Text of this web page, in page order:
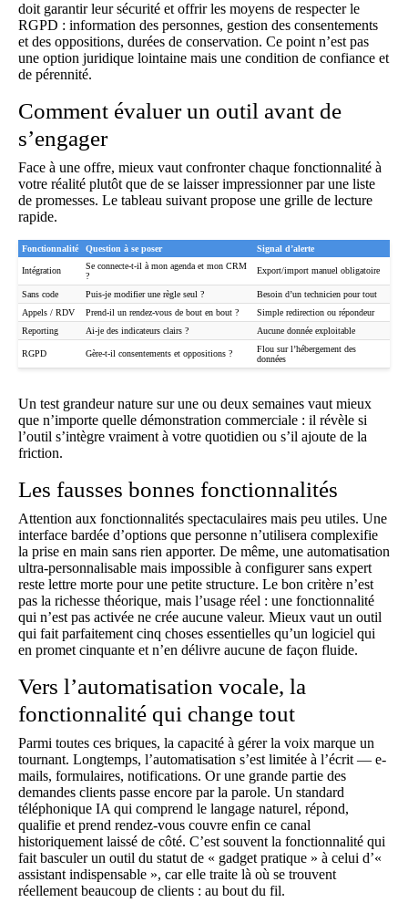
doit garantir leur sécurité et offrir les moyens de respecter le
RGPD : information des personnes, gestion des consentements
et des oppositions, durées de conservation. Ce point n’est pas
une option juridique lointaine mais une condition de confiance et
de pérennité.
Comment évaluer un outil avant de
s’engager
Face à une offre, mieux vaut confronter chaque fonctionnalité à
votre réalité plutôt que de se laisser impressionner par une liste
de promesses. Le tableau suivant propose une grille de lecture
rapide.
Fonctionnalité Question à se poser Signal d’alerte
Intégration
Se connecte-t-il à mon agenda et mon CRM
?
Export/import manuel obligatoire
Sans code Puis-je modifier une règle seul ?
Besoin d’un technicien pour tout
Appels / RDV
Prend-il un rendez-vous de bout en bout ?
Simple redirection ou répondeur
Reporting
Ai-je des indicateurs clairs ? Aucune donnée exploitable
RGPD Gère-t-il consentements et oppositions ?
Flou sur l’hébergement des
données
Un test grandeur nature sur une ou deux semaines vaut mieux
que n’importe quelle démonstration commerciale : il révèle si
l’outil s’intègre vraiment à votre quotidien ou s’il ajoute de la
friction.
Les fausses bonnes fonctionnalités
Attention aux fonctionnalités spectaculaires mais peu utiles. Une
interface bardée d’options que personne n’utilisera complexifie
la prise en main sans rien apporter. De même, une automatisation
ultra-personnalisable mais impossible à configurer sans expert
reste lettre morte pour une petite structure. Le bon critère n’est
pas la richesse théorique, mais l’usage réel : une fonctionnalité
qui n’est pas activée ne crée aucune valeur. Mieux vaut un outil
qui fait parfaitement cinq choses essentielles qu’un logiciel qui
en promet cinquante et n’en délivre aucune de façon fluide.
Vers l’automatisation vocale, la
fonctionnalité qui change tout
Parmi toutes ces briques, la capacité à gérer la voix marque un
tournant. Longtemps, l’automatisation s’est limitée à l’écrit — e-
mails, formulaires, notifications. Or une grande partie des
demandes clients passe encore par la parole. Un standard
téléphonique IA qui comprend le langage naturel, répond,
qualifie et prend rendez-vous couvre enfin ce canal
historiquement laissé de côté. C’est souvent la fonctionnalité qui
fait basculer un outil du statut de « gadget pratique » à celui d’«
assistant indispensable », car elle traite là où se trouvent
réellement beaucoup de clients : au bout du fil.